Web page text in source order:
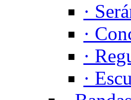
·
·
·
·